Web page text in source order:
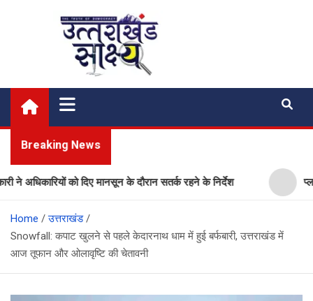
Uttarakhand Shakshya
My News Portal
Breaking News
को दिए मानसून के दौरान सतर्क रहने के निर्देश
Home
उत्तराखंड
Snowfall: कपाट खुलने से पहले केदारनाथ धाम में हुई बर्फबारी, उत्तराखंड में
आज तूफान और ओलावृष्टि की चेतावनी